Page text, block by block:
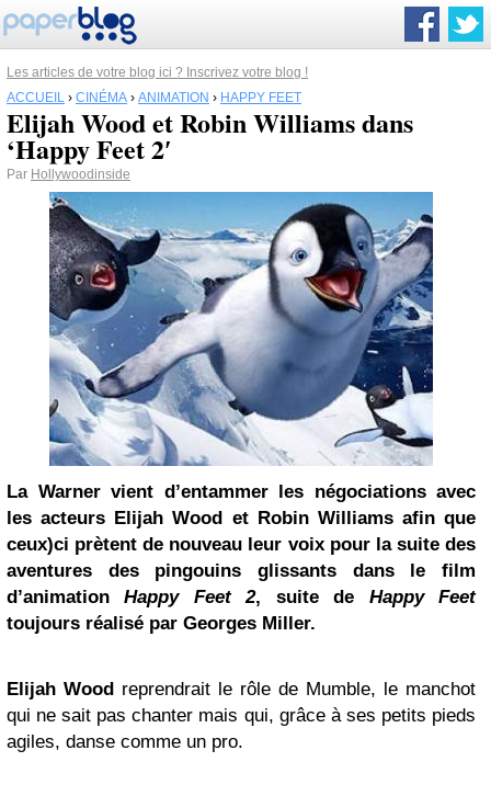
Les articles de votre blog ici ? Inscrivez votre blog !
ACCUEIL › CINÉMA › ANIMATION › HAPPY FEET
Elijah Wood et Robin Williams dans
‘Happy Feet 2′
Par Hollywoodinside
La Warner vient d’entammer les négociations avec
les acteurs Elijah Wood et Robin Williams afin que
ceux)ci prètent de nouveau leur voix pour la suite des
aventures des pingouins glissants dans le film
d’animationHappy Feet2, suite de Happy Feet
toujours réalisé par Georges Miller.
Elijah Wood reprendrait le rôle de Mumble, le manchot
qui ne sait pas chanter mais qui, grâce à ses petits pieds
agiles, danse comme un pro.